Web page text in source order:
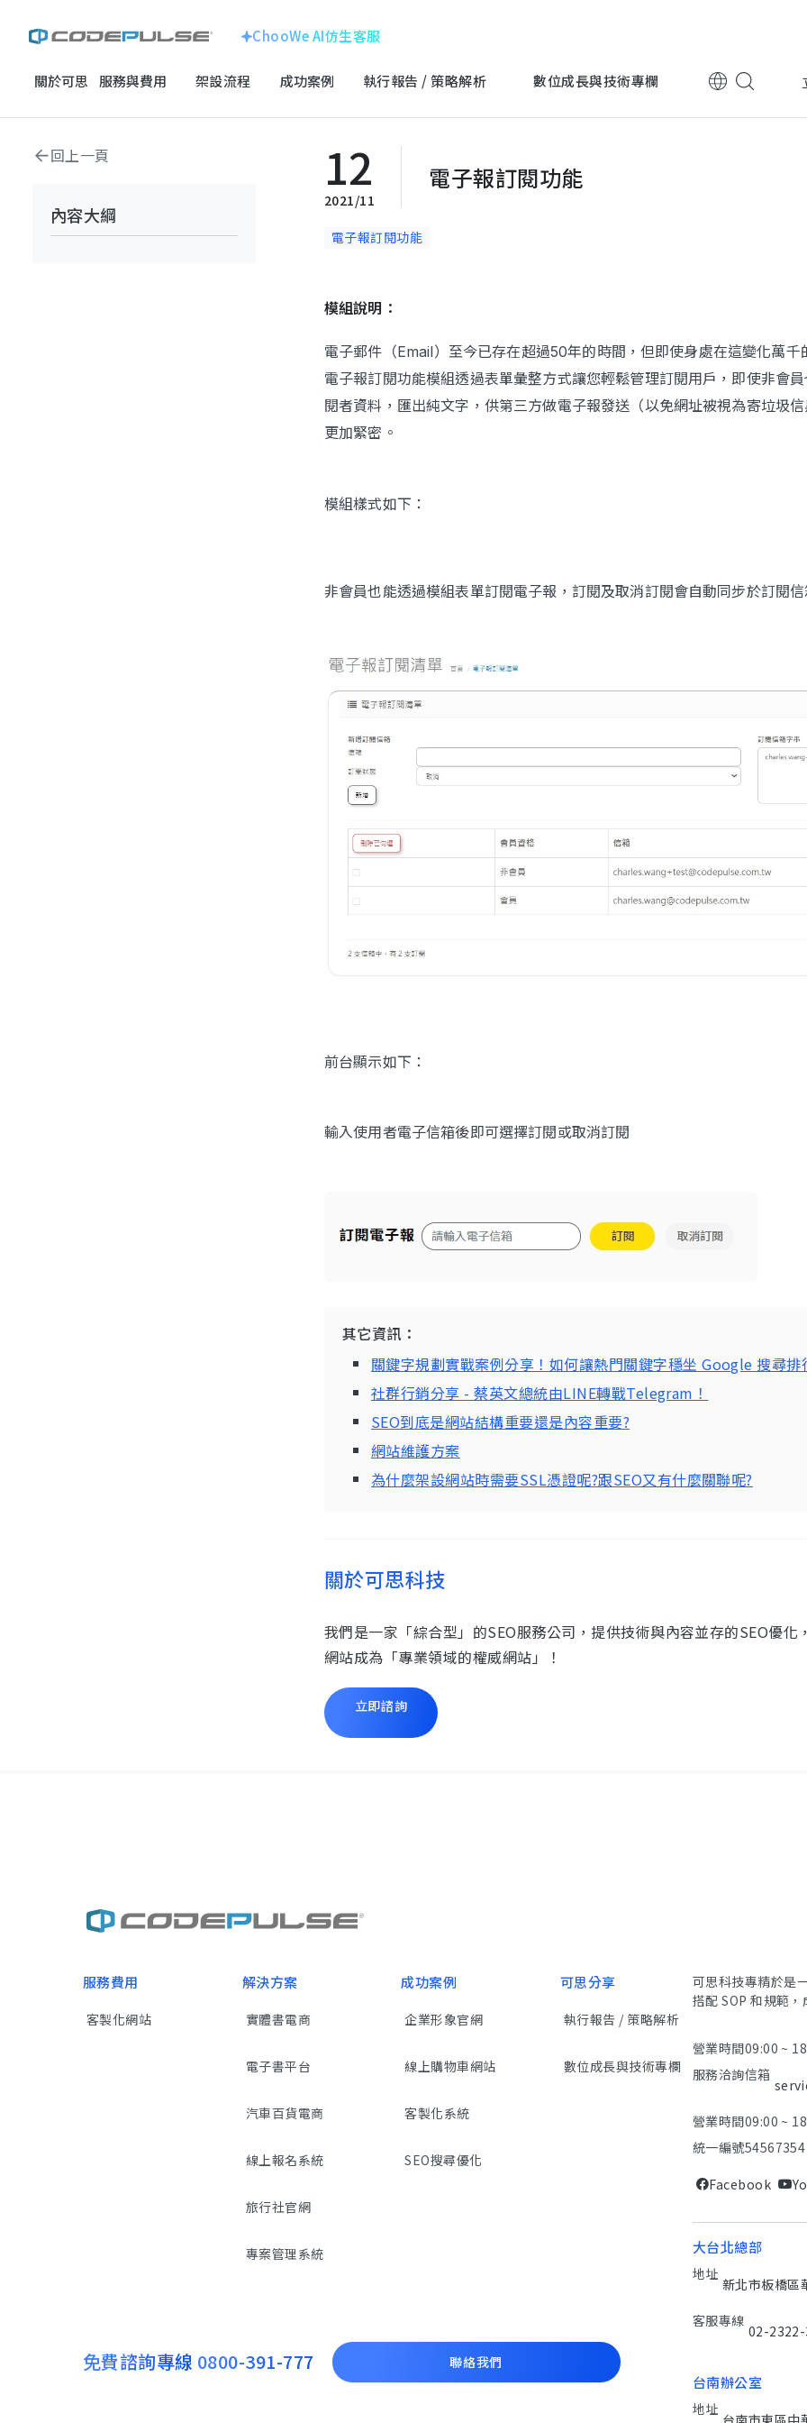
ChooWe AI仿生客服
關於可思 服務與費用 架設流程 成功案例 執行報告 / 策略解析 數位成長與技術專欄
線上購物車網站
客製化系統
龍銓集團
跨國企業
上詮光纖
百揚資訊 迎廣科技 台灣波
ChooWe AI仿生客服
架設流程
首頁模組教學官網標準模組 電子報訂閱功能
回上一頁
內容大綱
12
2021/11
電子報訂閱功能
電子報訂閱功能
模組說明：
電子郵件（Email）至今已存在超過50年的時間，但即使身處在這變化萬
電子報訂閱功能模組透過表單彙整方式讓您輕鬆管理訂閱用戶，即使非會
閱者資料，匯出純文字，供第三方做電子報發送（以免網址被視為寄垃圾
更加緊密。
模組樣式如下：
非會員也能透過模組表單訂閱電子報，訂閱及取消訂閱會自動同步於訂閱
前台顯示如下：
輸入使用者電子信箱後即可選擇訂閱或取消訂閱
其它資訊：
關鍵字規劃實戰案例分享！如何讓熱門關鍵字穩坐 Google 搜尋排
社群行銷分享 - 蔡英文總統由LINE轉戰Telegram！
SEO到底是網站結構重要還是內容重要?
網站維護方案
為什麼架設網站時需要SSL憑證呢?跟SEO又有什麼關聯呢?
關於可思科技
我們是一家「綜合型」的SEO服務公司，提供技術與內容並存的SEO優
網站成為「專業領域的權威網站」！
立即諮詢
服務費用
客製化網站
解決方案
實體書電商
電子書平台
汽車百貨電商
線上報名系統
旅行社官網
專案管理系統
成功案例
企業形象官網
線上購物車網站
客製化系統
SEO搜尋優化
可思分享
執行報告 / 策略解析
數位成長與技術專欄
免費諮詢專線 0800-391-777 聯絡我們
可思科技專精於是
搭配 SOP 和規範
營業時間09:00 ~
服務洽詢信箱
營業時間09:00 ~
統一編號54567354
Facebook
大台北總部
地址
新北市板橋區
客服專線
02-
台南辦公室
地址
台南市東區中